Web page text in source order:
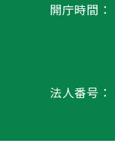
開庁時間：
法人番号：